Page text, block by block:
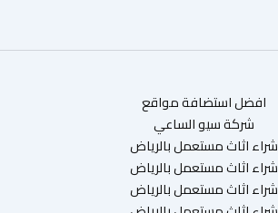
افضل استضافة مواقع
شركة سيو الساعي
شراء اثاث مستعمل بالرياض
شراء اثاث مستعمل بالرياض
شراء اثاث مستعمل بالرياض